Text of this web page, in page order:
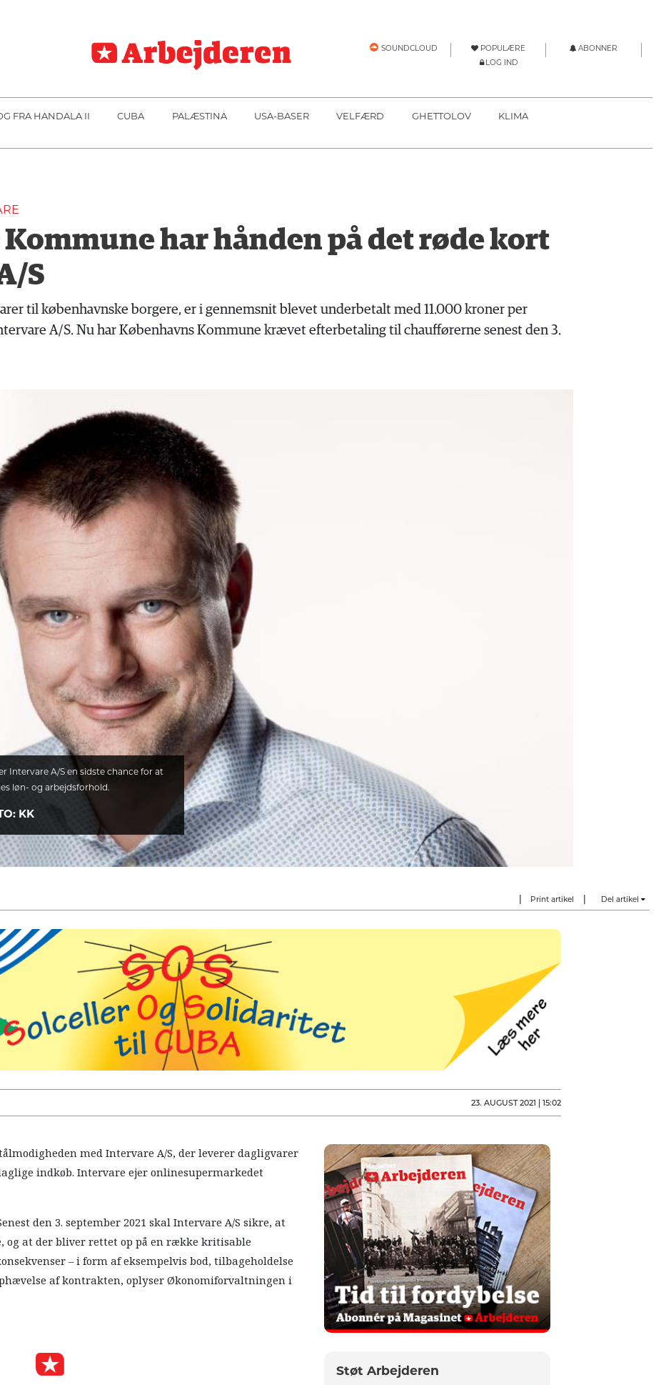
SOUNDCLOUD POPULÆRE
ABONNER
LOG IND
FRA HANDALA II CUBA PALÆSTINA USA-BASER VELFÆRD GHETTOLOV
KLIMA
har hånden på det røde kort
S
til københavnske borgere, er i gennemsnit blevet underbetalt med 11.000 kroner per
A/S. Nu har Københavns Kommune krævet efterbetaling til chaufførerne senest den 3.
Intervare A/S en sidste chance for at
løn- og arbejdsforhold.
KK
Print artikel Del artikel
23. AUGUST 2021 | 15:02
med Intervare A/S, der leverer dagligvarer
indkøb. Intervare ejer onlinesupermarkedet
den 3. september 2021 skal Intervare A/S sikre, at
og at der bliver rettet op på en række kritisable
– i form af eksempelvis bod, tilbageholdelse
af kontrakten, oplyser Økonomiforvaltningen i
Støt Arbejderen